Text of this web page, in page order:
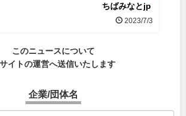
ちばみなとjp
2023/7/3
このニュースについて
イトの運営へ送信いたします
企業/団体名